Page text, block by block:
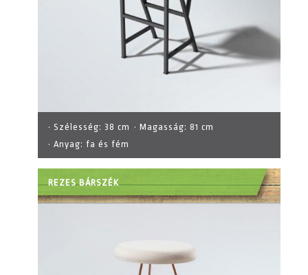
· Szélesség: 38 cm · Magasság: 81 cm
· Anyag: fa és fém
REZES BÁRSZÉK